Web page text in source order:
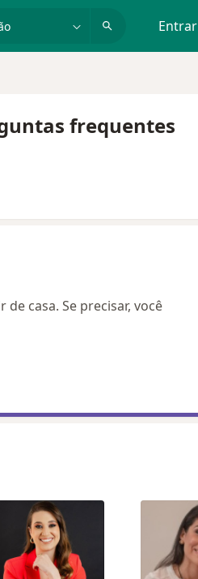
Entrar
frequentes
casa. Se precisar, você